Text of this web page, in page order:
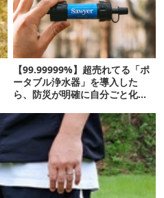
【99.99999%】超売れてる「ポ
ータブル浄水器」を導入した
ら、防災が明確に自分ごと化し